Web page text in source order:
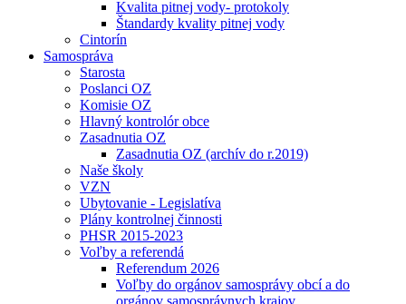
Kvalita pitnej vody- protokoly
Štandardy kvality pitnej vody
Cintorín
Samospráva
Starosta
Poslanci OZ
Komisie OZ
Hlavný kontrolór obce
Zasadnutia OZ
Zasadnutia OZ (archív do r.2019)
Naše školy
VZN
Ubytovanie - Legislatíva
Plány kontrolnej činnosti
PHSR 2015-2023
Voľby a referendá
Referendum 2026
Voľby do orgánov samosprávy obcí a do
orgánov samosprávnych krajov